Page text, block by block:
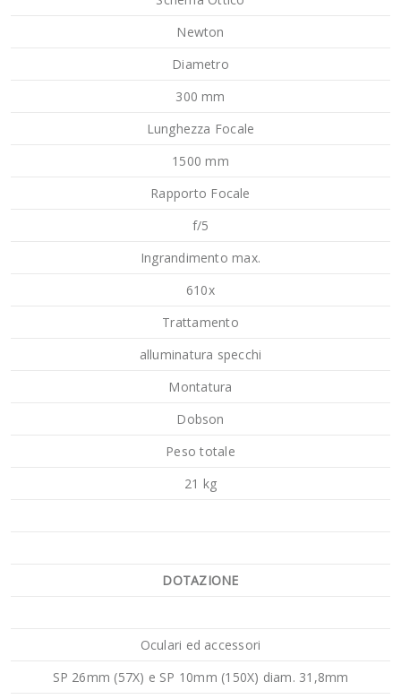
Newton
Diametro
300 mm
Lunghezza Focale
1500 mm
Rapporto Focale
f/5
Ingrandimento max.
610x
Trattamento
alluminatura specchi
Montatura
Dobson
Peso totale
21 kg
DOTAZIONE
Oculari ed accessori
SP 26mm (57X) e SP 10mm (150X) diam. 31,8mm